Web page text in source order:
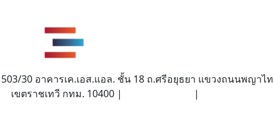
503/30 อาคารเค.เอส.แอล. ชั้น 18 ถ.ศรีอยุธยา แขวงถนนพญาไท
เขตราชเทวี กทม. 10400 |
|